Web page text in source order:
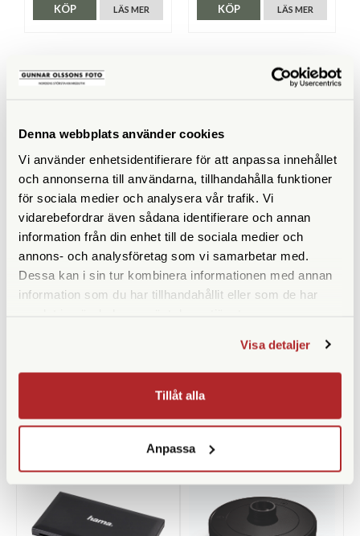
Denna webbplats använder cookies
Vi använder enhetsidentifierare för att anpassa innehållet
och annonserna till användarna, tillhandahålla funktioner
för sociala medier och analysera vår trafik. Vi
vidarebefordrar även sådana identifierare och annan
information från din enhet till de sociala medier och
annons- och analysföretag som vi samarbetar med.
Dessa kan i sin tur kombinera informationen med annan
information som du har tillhandahållit eller som de har
Visa detaljer
Tillåt alla
Anpassa
LÄS MER
KÖP LÄS MER
KÖP
Finns i lager
LÄS MER
KÖP
Finns i lager
590 SEK
LÄS MER
KÖP